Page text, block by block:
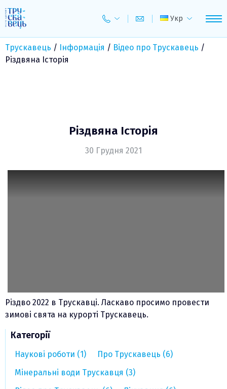
to
content
Укр
Трускавець / Інформація / Відео про Трускавець /
Різдвяна Історія
Різдвяна Історія
30 Грудня 2021
Різдво 2022 в Трускавці. Ласкаво просимо провести
зимові свята на курорті Трускавець.
Категорії
Наукові роботи (1)
Про Трускавець (6)
Мінеральні води Трускавця (3)